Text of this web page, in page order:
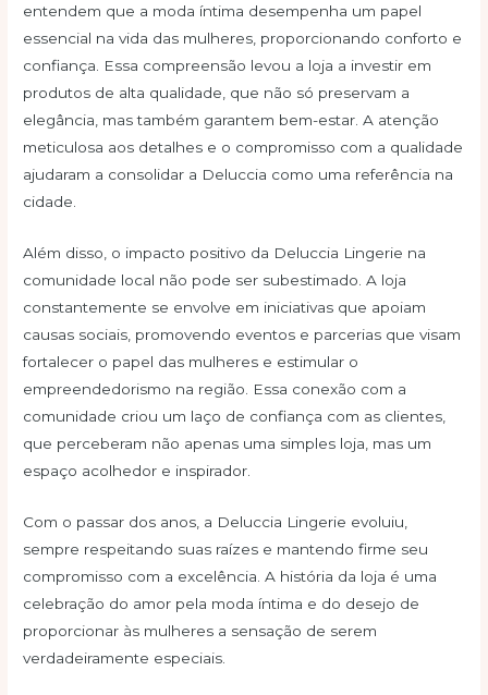
entendem que a moda íntima desempenha um papel
essencial na vida das mulheres, proporcionando conforto e
confiança. Essa compreensão levou a loja a investir em
produtos de alta qualidade, que não só preservam a
elegância, mas também garantem bem-estar. A atenção
meticulosa aos detalhes e o compromisso com a qualidade
ajudaram a consolidar a Deluccia como uma referência na
cidade.
Além disso, o impacto positivo da Deluccia Lingerie na
comunidade local não pode ser subestimado. A loja
constantemente se envolve em iniciativas que apoiam
causas sociais, promovendo eventos e parcerias que visam
fortalecer o papel das mulheres e estimular o
empreendedorismo na região. Essa conexão com a
comunidade criou um laço de confiança com as clientes,
que perceberam não apenas uma simples loja, mas um
espaço acolhedor e inspirador.
Com o passar dos anos, a Deluccia Lingerie evoluiu,
sempre respeitando suas raízes e mantendo firme seu
compromisso com a excelência. A história da loja é uma
celebração do amor pela moda íntima e do desejo de
proporcionar às mulheres a sensação de serem
verdadeiramente especiais.